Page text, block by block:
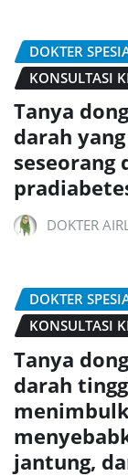
DOKTER
KONSULTASI
Tanya
darah
seseorang
DOKTER
DOKTER
KONSULTASI
Tanya
darah
jantung,